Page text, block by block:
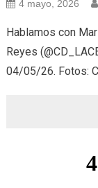
4 mayo, 2026
Hablamos con
Reyes
04/05/26. Fotos: